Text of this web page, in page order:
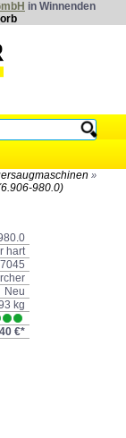
in Winnenden
»
980.0)
hart
Neu
kg
€*